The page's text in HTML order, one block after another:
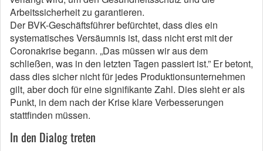
Arbeitssicherheit zu garantieren.
Der BVK-Geschäftsführer befürchtet, dass dies ein
systematisches Versäumnis ist, dass nicht erst mit der
Coronakrise begann. „Das müssen wir aus dem
schließen, was in den letzten Tagen passiert ist.” Er betont,
dass dies sicher nicht für jedes Produktionsunternehmen
gilt, aber doch für eine signifikante Zahl. Dies sieht er als
Punkt, in dem nach der Krise klare Verbesserungen
stattfinden müssen.
In den Dialog treten